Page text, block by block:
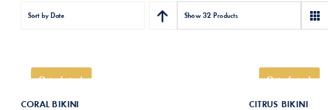
Sort by Date Show32 Products
Out of stock
CORAL BIKINI
CORAL BIKINI
Out of stock
CITRUS BIKINI